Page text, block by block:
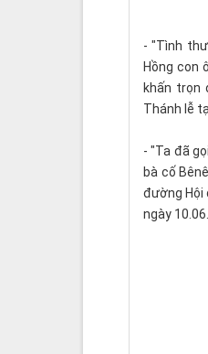
- "Tình
Hồng con
khấn trọn
Thánh lễ
- "Ta đã
bà cố
đường Hội
ngày